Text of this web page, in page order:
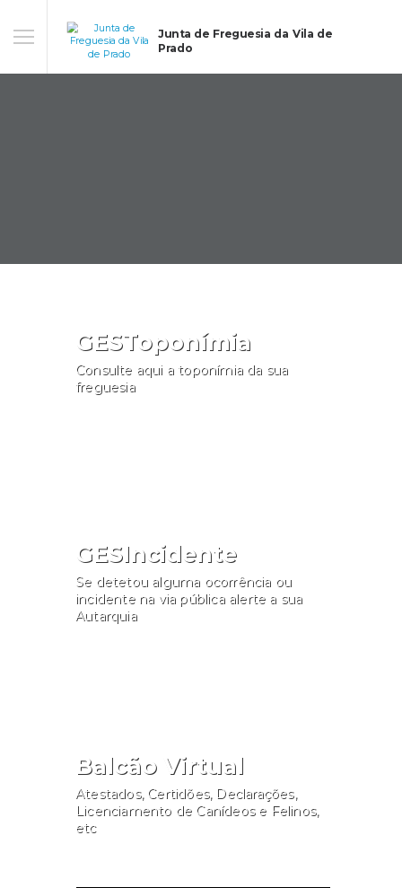
Junta de Freguesia da Vila de
Prado
GESToponímia
Consulte aqui a toponímia da sua
freguesia
GESIncidente
Se detetou alguma ocorrência ou
incidente na via pública alerte a sua
Autarquia
Balcão Virtual
Atestados, Certidões, Declarações,
Licenciamento de Canídeos e Felinos,
etc